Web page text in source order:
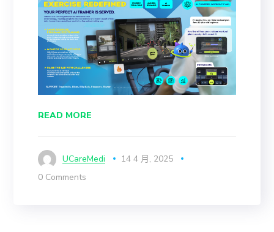
READ MORE
UCareMedi
14 4 月, 2025
0 Comments